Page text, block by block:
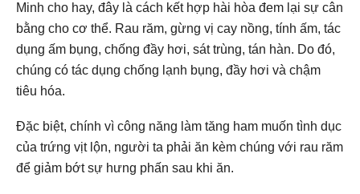
Minh cho hay, đây là cách kết hợp hài hòa đem lại sự cân
bằng cho cơ thể. Rau răm, gừng vị cay nồng, tính ấm, tác
dụng ấm bụng, chống đầy hơi, sát trùng, tán hàn. Do đó,
chúng có tác dụng chống lạnh bụng, đầy hơi và chậm
tiêu hóa.
Đặc biệt, chính vì công năng làm tăng ham muốn tình dục
của trứng vịt lộn, người ta phải ăn kèm chúng với rau răm
để giảm bớt sự hưng phấn sau khi ăn.